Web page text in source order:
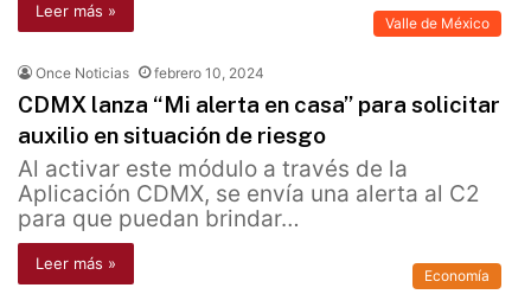
Leer más »
Valle de México
Once Noticias febrero 10, 2024
CDMX lanza “Mi alerta en casa” para solicitar
auxilio en situación de riesgo
Al activar este módulo a través de la
Aplicación CDMX, se envía una alerta al C2
para que puedan brindar…
Leer más »
Economía